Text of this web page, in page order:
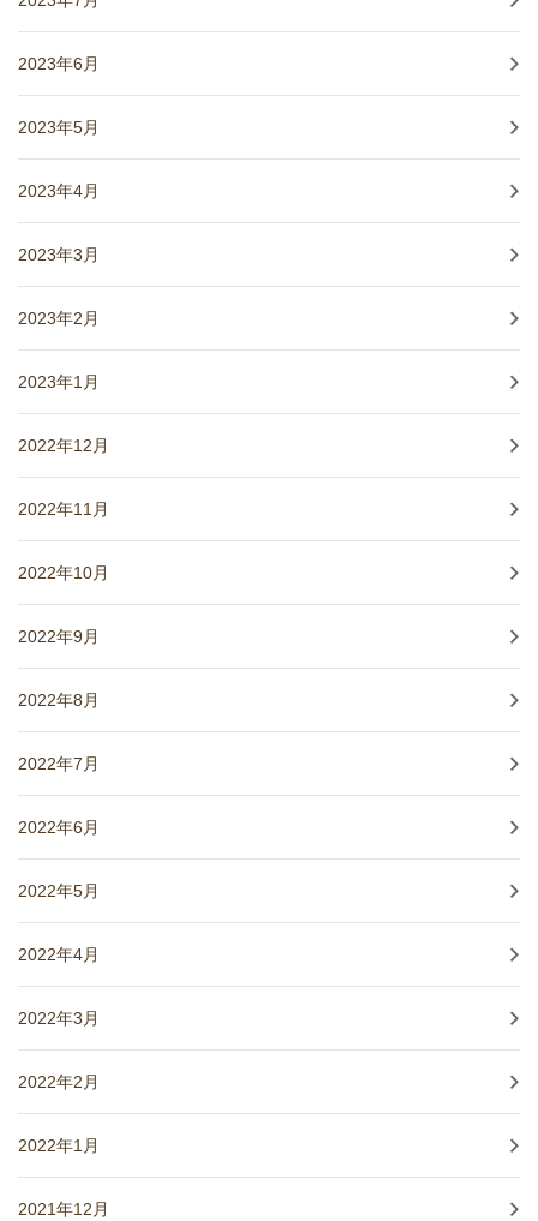
2023年6月
2023年5月
2023年4月
2023年3月
2023年2月
2023年1月
2022年12月
2022年11月
2022年10月
2022年9月
2022年8月
2022年7月
2022年6月
2022年5月
2022年4月
2022年3月
2022年2月
2022年1月
2021年12月